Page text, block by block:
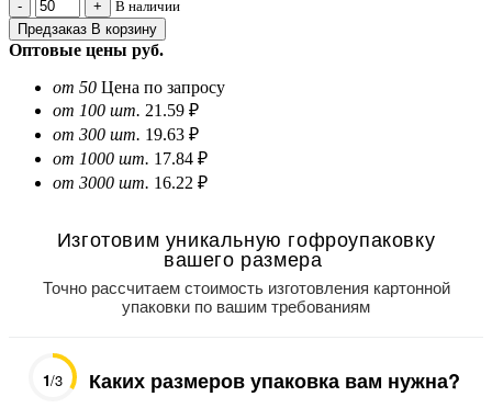
В наличии
Предзаказ В корзину
Оптовые цены руб.
от 50 Цена по запросу
от 100 шт. 21.59 ₽
от 300 шт. 19.63 ₽
от 1000 шт. 17.84 ₽
от 3000 шт. 16.22 ₽
Изготовим уникальную гофроупаковку
вашего размера
Точно рассчитаем стоимость изготовления картонной
упаковки по вашим требованиям
1/3 Каких размеров упаковка вам нужна?